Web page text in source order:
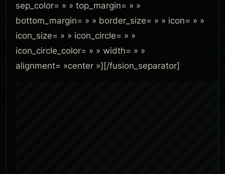
sep_color= » » top_margin= » »
bottom_margin= » » border_size= » » icon= » »
icon_size= » » icon_circle= » »
icon_circle_color= » » width= » »
alignment= »center »][/fusion_separator]